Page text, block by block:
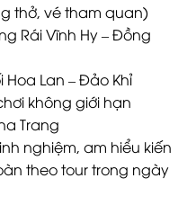
thở, vé tham quan)
Rái Vĩnh Hy – Đồng
Hoa Lan – Đảo Khỉ
không giới hạn
Trang
nghiệm, am hiểu kiến
theo tour trong ngày